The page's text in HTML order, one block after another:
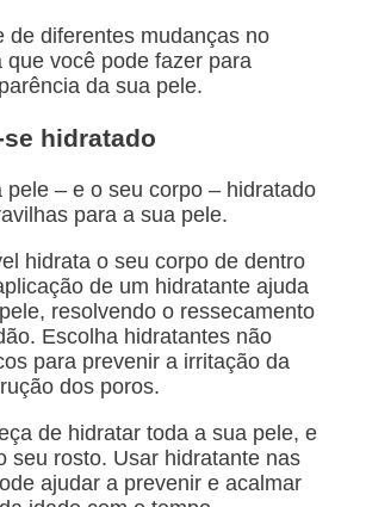
de diferentes mudanças no
que você pode fazer para
da sua pele.
hidratado
pele – e o seu corpo – hidratado
para a sua pele.
hidrata o seu corpo de dentro
de um hidratante ajuda
resolvendo o ressecamento
Escolha hidratantes não
para prevenir a irritação da
dos poros.
de hidratar toda a sua pele, e
seu rosto. Usar hidratante nas
ajudar a prevenir e acalmar